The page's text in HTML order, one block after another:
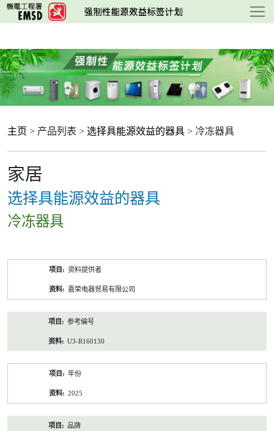
跳
至
要
内
容
主页 > 产品列表 > 选择具能源效益的器具 > 冷冻器具
家居
选择具能源效益的器具
冷冻器具
资料提供者
嘉荣电器贸易有限公司
参考编号
U3-R160130
年份
2025
品牌